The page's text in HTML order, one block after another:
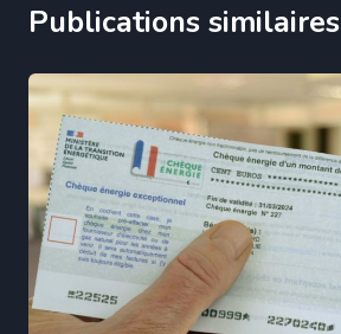
Publications similaires